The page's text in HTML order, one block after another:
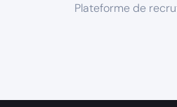
Plateforme de